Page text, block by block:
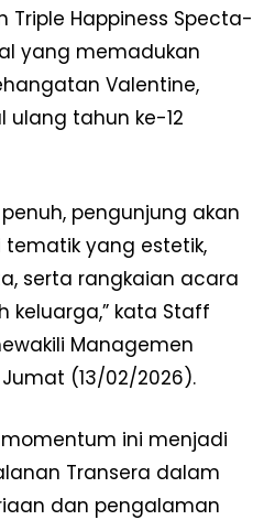
Triple Happiness Specta-
yang memadukan
Valentine,
ulang tahun ke-12
pengunjung akan
tematik yang estetik,
serta rangkaian acara
keluarga,” kata Staff
Managemen
(13/02/2026).
ini menjadi
Transera dalam
dan pengalaman